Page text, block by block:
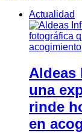
Actualidad
Aldeas
una
rinde
en